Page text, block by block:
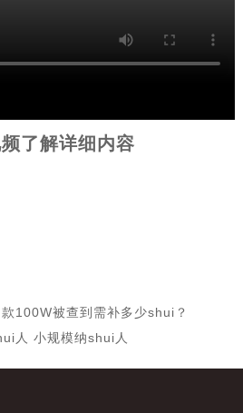
了解详细内容
100W被查到需补多少shui？
人 小规模纳shui人